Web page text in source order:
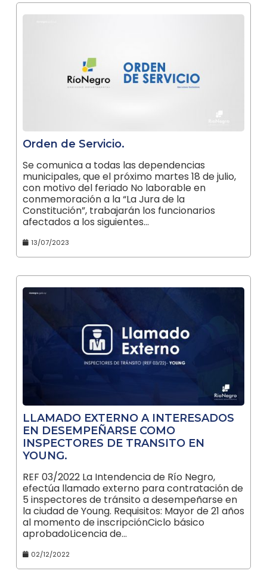
Orden de Servicio.
Se comunica a todas las dependencias
municipales, que el próximo martes 18 de julio,
con motivo del feriado No laborable en
conmemoración a la “La Jura de la
Constitución”, trabajarán los funcionarios
afectados a los siguientes…
13/07/2023
LLAMADO EXTERNO A INTERESADOS
EN DESEMPEÑARSE COMO
INSPECTORES DE TRANSITO EN
YOUNG.
REF 03/2022 La Intendencia de Río Negro,
efectúa llamado externo para contratación de
5 inspectores de tránsito a desempeñarse en
la ciudad de Young. Requisitos: Mayor de 21 años
al momento de inscripciónCiclo básico
aprobadoLicencia de…
02/12/2022